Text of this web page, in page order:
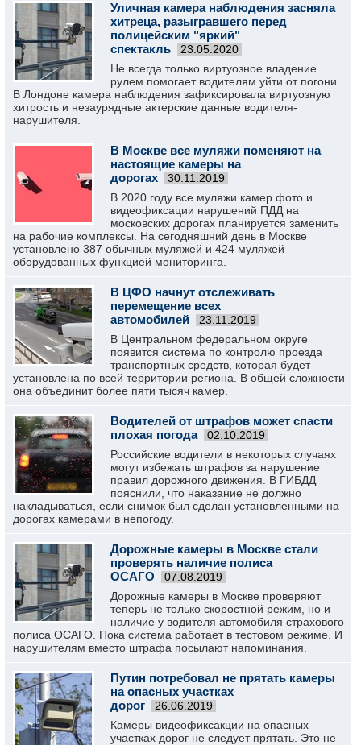
Уличная камера наблюдения засняла
хитреца, разыгравшего перед
полицейским "яркий"
спектакль
23.05.2020
Не всегда только виртуозное владение
рулем помогает водителям уйти от погони.
В Лондоне камера наблюдения зафиксировала виртуозную
хитрость и незаурядные актерские данные водителя-
нарушителя.
В Москве все муляжи поменяют на
настоящие камеры на
дорогах
30.11.2019
В 2020 году все муляжи камер фото и
видеофиксации нарушений ПДД на
московских дорогах планируется заменить
на рабочие комплексы. На сегодняшний день в Москве
установлено 387 обычных муляжей и 424 муляжей
оборудованных функцией мониторинга.
В ЦФО начнут отслеживать
перемещение всех
автомобилей
23.11.2019
В Центральном федеральном округе
появится система по контролю проезда
транспортных средств, которая будет
установлена по всей территории региона. В общей сложности
она объединит более пяти тысяч камер.
Водителей от штрафов может спасти
плохая погода
02.10.2019
Российские водители в некоторых случаях
могут избежать штрафов за нарушение
правил дорожного движения. В ГИБДД
пояснили, что наказание не должно
накладываться, если снимок был сделан установленными на
дорогах камерами в непогоду.
Дорожные камеры в Москве стали
проверять наличие полиса
ОСАГО
07.08.2019
Дорожные камеры в Москве проверяют
теперь не только скоростной режим, но и
наличие у водителя автомобиля страхового
полиса ОСАГО. Пока система работает в тестовом режиме. И
нарушителям вместо штрафа посылают напоминания.
Путин потребовал не прятать камеры
на опасных участках
дорог
26.06.2019
Камеры видеофиксакции на опасных
участках дорог не следует прятать. Это не